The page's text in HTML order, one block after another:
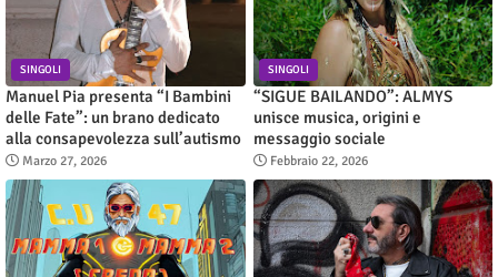
SINGOLI
Manuel Pia presenta “I Bambini
delle Fate”: un brano dedicato
alla consapevolezza sull’autismo
Marzo 27, 2026
SINGOLI
“SIGUE BAILANDO”: ALMYS
unisce musica, origini e
messaggio sociale
Febbraio 22, 2026